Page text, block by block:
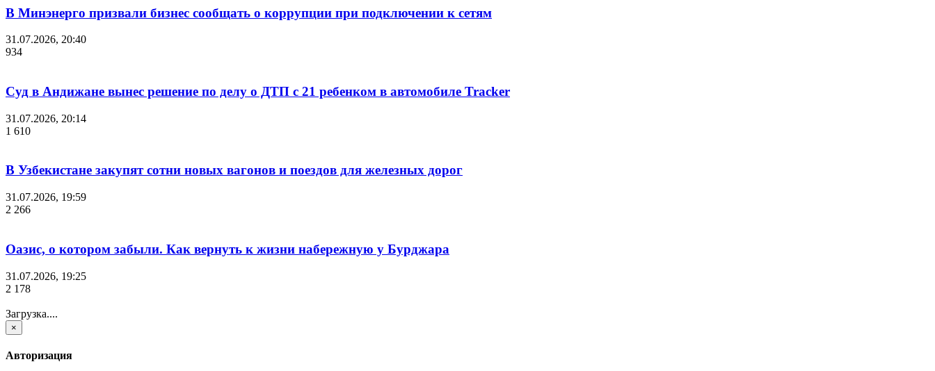
В Минэнерго призвали бизнес сообщать о коррупции при подключении к сетям
31.07.2026, 20:40
934
Суд в Андижане вынес решение по делу о ДТП с 21 ребенком в автомобиле Tracker
31.07.2026, 20:14
1 610
В Узбекистане закупят сотни новых вагонов и поездов для железных дорог
31.07.2026, 19:59
2 266
Оазис, о котором забыли. Как вернуть к жизни набережную у Бурджара
31.07.2026, 19:25
2 178
Загрузка....
×
Авторизация